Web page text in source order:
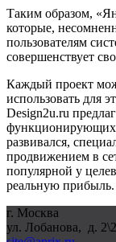
Таким образом,
которые,
пользователям
совершенствует
Каждый проект
использовать для
Design2u.ru
функционирующих
развивался,
продвижением в
популярной у
реальную прибыль.
г. Москва
ул. Лобанова, д.